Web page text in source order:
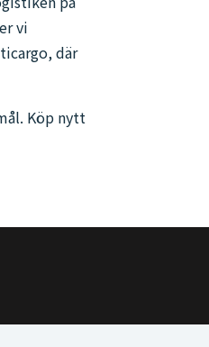
vi
där
Köp nytt